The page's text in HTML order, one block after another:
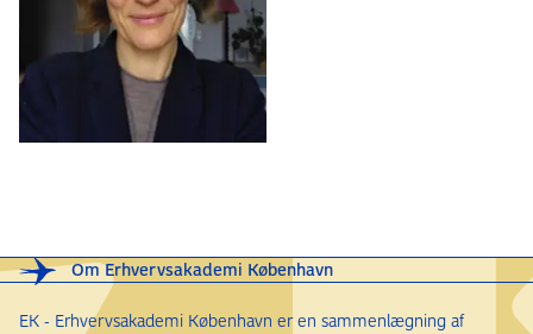
Om Erhvervsakademi København
EK - Erhvervsakademi København er en sammenlægning af